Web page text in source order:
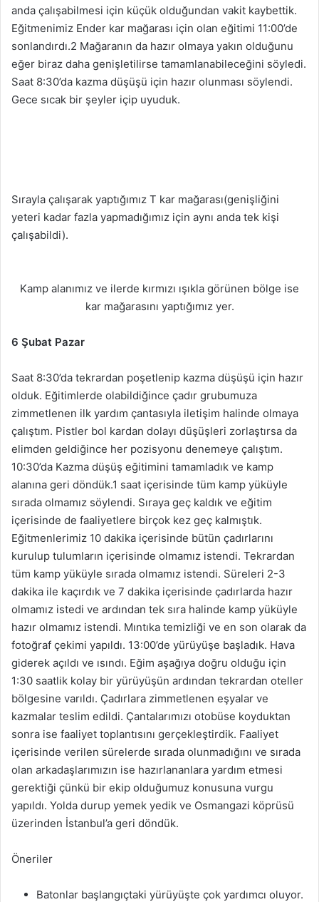
anda çalışabilmesi için küçük olduğundan vakit kaybettik.
Eğitmenimiz Ender kar mağarası için olan eğitimi 11:00’de
sonlandırdı.2 Mağaranın da hazır olmaya yakın olduğunu
eğer biraz daha genişletilirse tamamlanabileceğini söyledi.
Saat 8:30’da kazma düşüşü için hazır olunması söylendi.
Gece sıcak bir şeyler içip uyuduk.
Sırayla çalışarak yaptığımız T kar mağarası(genişliğini
yeteri kadar fazla yapmadığımız için aynı anda tek kişi
çalışabildi).
Kamp alanımız ve ilerde kırmızı ışıkla görünen bölge ise
kar mağarasını yaptığımız yer.
6 Şubat Pazar
Saat 8:30’da tekrardan poşetlenip kazma düşüşü için hazır
olduk. Eğitimlerde olabildiğince çadır grubumuza
zimmetlenen ilk yardım çantasıyla iletişim halinde olmaya
çalıştım. Pistler bol kardan dolayı düşüşleri zorlaştırsa da
elimden geldiğince her pozisyonu denemeye çalıştım.
10:30’da Kazma düşüş eğitimini tamamladık ve kamp
alanına geri döndük.1 saat içerisinde tüm kamp yüküyle
sırada olmamız söylendi. Sıraya geç kaldık ve eğitim
içerisinde de faaliyetlere birçok kez geç kalmıştık.
Eğitmenlerimiz 10 dakika içerisinde bütün çadırlarını
kurulup tulumların içerisinde olmamız istendi. Tekrardan
tüm kamp yüküyle sırada olmamız istendi. Süreleri 2-3
dakika ile kaçırdık ve 7 dakika içerisinde çadırlarda hazır
olmamız istedi ve ardından tek sıra halinde kamp yüküyle
hazır olmamız istendi. Mıntıka temizliği ve en son olarak da
fotoğraf çekimi yapıldı. 13:00’de yürüyüşe başladık. Hava
giderek açıldı ve ısındı. Eğim aşağıya doğru olduğu için
1:30 saatlik kolay bir yürüyüşün ardından tekrardan oteller
bölgesine varıldı. Çadırlara zimmetlenen eşyalar ve
kazmalar teslim edildi. Çantalarımızı otobüse koyduktan
sonra ise faaliyet toplantısını gerçekleştirdik. Faaliyet
içerisinde verilen sürelerde sırada olunmadığını ve sırada
olan arkadaşlarımızın ise hazırlananlara yardım etmesi
gerektiği çünkü bir ekip olduğumuz konusuna vurgu
yapıldı. Yolda durup yemek yedik ve Osmangazi köprüsü
üzerinden İstanbul’a geri döndük.
Öneriler
Batonlar başlangıçtaki yürüyüşte çok yardımcı oluyor.